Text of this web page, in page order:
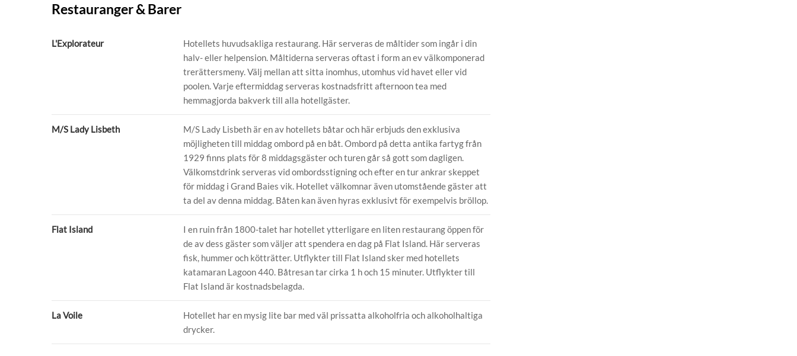
Restauranger & Barer
L'Explorateur
Hotellets huvudsakliga restaurang. Här serveras de måltider som ingår i din
halv- eller helpension. Måltiderna serveras oftast i form an ev välkomponerad
trerättersmeny. Välj mellan att sitta inomhus, utomhus vid havet eller vid
poolen. Varje eftermiddag serveras kostnadsfritt afternoon tea med
hemmagjorda bakverk till alla hotellgäster.
M/S Lady Lisbeth
M/S Lady Lisbeth är en av hotellets båtar och här erbjuds den exklusiva
möjligheten till middag ombord på en båt. Ombord på detta antika fartyg från
1929 finns plats för 8 middagsgäster och turen går så gott som dagligen.
Välkomstdrink serveras vid ombordsstigning och efter en tur ankrar skeppet
för middag i Grand Baies vik. Hotellet välkomnar även utomstående gäster att
ta del av denna middag. Båten kan även hyras exklusivt för exempelvis bröllop.
Flat Island
I en ruin från 1800-talet har hotellet ytterligare en liten restaurang öppen för
de av dess gäster som väljer att spendera en dag på Flat Island. Här serveras
fisk, hummer och kötträtter. Utflykter till Flat Island sker med hotellets
katamaran Lagoon 440. Båtresan tar cirka 1 h och 15 minuter. Utflykter till
Flat Island är kostnadsbelagda.
La Voile
Hotellet har en mysig lite bar med väl prissatta alkoholfria och alkoholhaltiga
drycker.